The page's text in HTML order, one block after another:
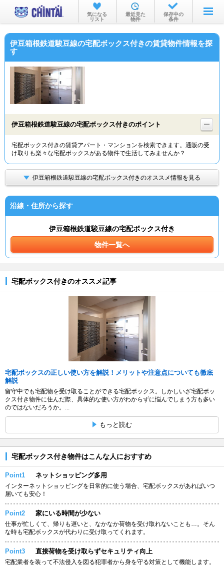
お部屋を探す
沿線・駅から
不動産会社から
TOP
気になる
リスト
最近見た
物件
保存中の
条件
伊豆箱根鉄道駿豆線の宅配ボックス付きの賃貸物件情報を探
す
伊豆箱根鉄道駿豆線の宅配ボックス付きのポイント
宅配ボックス付きの賃貸アパート・マンションを検索できます。通販の受
け取りも楽々な宅配ボックスがある物件で生活してみませんか？
伊豆箱根鉄道駿豆線の宅配ボックス付きのオススメ情報を見る
沿線・住所から探す
伊豆箱根鉄道駿豆線の宅配ボックス付き
物件一覧へ
宅配ボックス付きのオススメ記事
宅配ボックスの正しい使い方を解説！メリットや注意点についても徹底
解説
留守中でも宅配物を受け取ることができる宅配ボックス。しかしいざ宅配ボッ
クス付き物件に住んだ際、具体的な使い方がわからずに悩んでしまう方も多い
のではないだろうか。...
もっと読む
宅配ボックス付き物件はこんな人におすすめ
Point1 ネットショッピング多用
インターネットショッピングを日常的に使う場合、宅配ボックスがあればいつ
届いても安心！
Point2 家にいる時間が少ない
仕事が忙しくて、帰りも遅いと、なかなか荷物を受け取れないことも…。そん
な時も宅配ボックスが代わりに受け取ってくれます。
Point3 直接荷物を受け取らずセキュリティ向上
宅配業者を装って不法侵入を図る犯罪者から身を守る対策として機能します。